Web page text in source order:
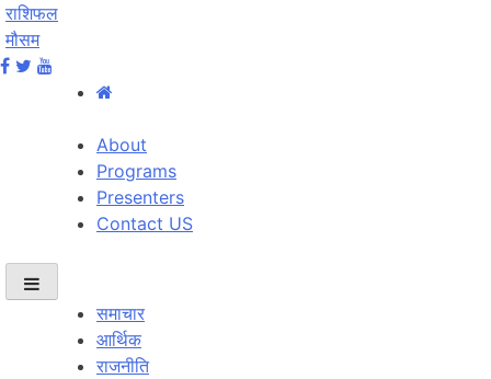
राशिफल
मौसम
About
Programs
Presenters
Contact US
समाचार
आर्थिक
राजनीति